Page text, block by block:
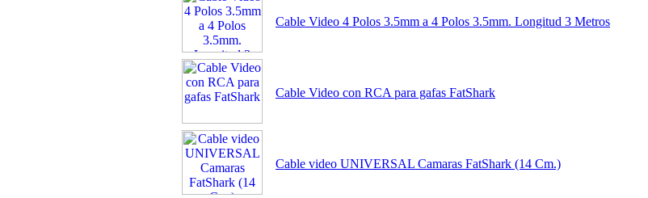
Cable Video 4 Polos 3.5mm a 4 Polos 3.5mm. Longitud 3 Metros
Cable Video con RCA para gafas FatShark
Cable video UNIVERSAL Camaras FatShark (14 Cm.)